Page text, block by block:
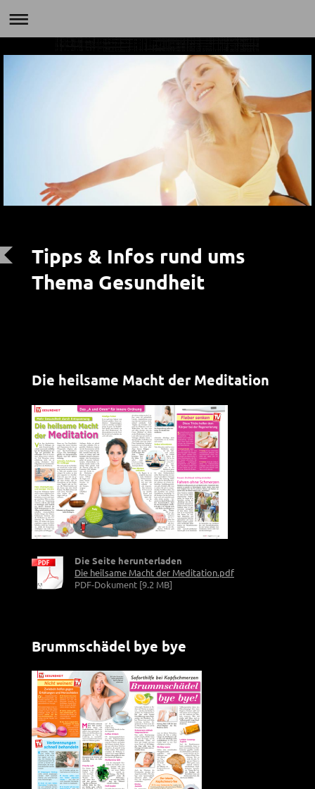
Tipps & Infos rund ums
Thema Gesundheit
Die heilsame Macht der Meditation
Die Seite herunterladen
Die heilsame Macht der Meditation.pdf
PDF-Dokument [9.2 MB]
Brummschädel bye bye